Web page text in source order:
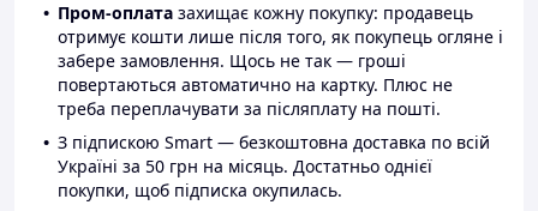
Пром-оплата захищає кожну покупку: продавець
отримує кошти лише після того, як покупець огляне і
забере замовлення. Щось не так — гроші
повертаються автоматично на картку. Плюс не
треба переплачувати за післяплату на пошті.
З підпискою Smart — безкоштовна доставка по всій
Україні за 50 грн на місяць. Достатньо однієї
покупки, щоб підписка окупилась.